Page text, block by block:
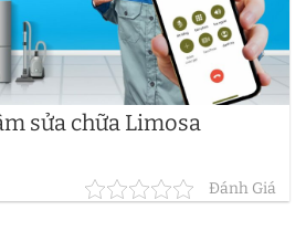
sửa chữa Limosa
Đánh Giá